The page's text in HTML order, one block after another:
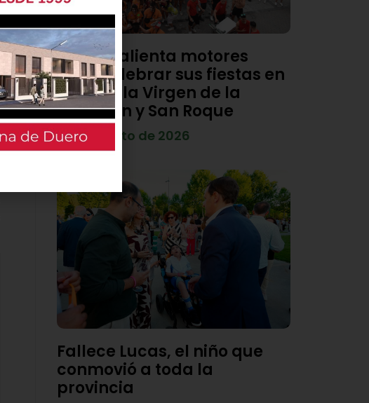
Viana calienta motores
para celebrar sus fiestas en
honor a la Virgen de la
Asunción y San Roque
4 de agosto de 2026
Fallece Lucas, el niño que
conmovió a toda la
provincia